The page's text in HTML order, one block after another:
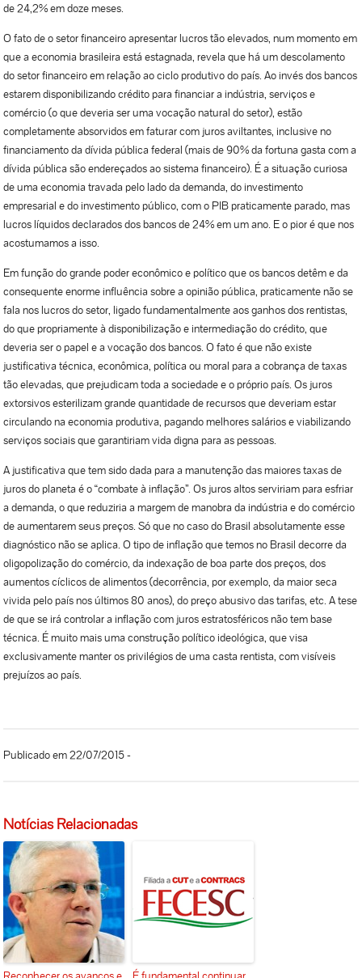
de 24,2% em doze meses.
O fato de o setor financeiro apresentar lucros tão elevados, num momento em
que a economia brasileira está estagnada, revela que há um descolamento
do setor financeiro em relação ao ciclo produtivo do país. Ao invés dos bancos
estarem disponibilizando crédito para financiar a indústria, serviços e
comércio (o que deveria ser uma vocação natural do setor), estão
completamente absorvidos em faturar com juros aviltantes, inclusive no
financiamento da dívida pública federal (mais de 90% da fortuna gasta com a
dívida pública são endereçados ao sistema financeiro). É a situação curiosa
de uma economia travada pelo lado da demanda, do investimento
empresarial e do investimento público, com o PIB praticamente parado, mas
lucros líquidos declarados dos bancos de 24% em um ano. E o pior é que nos
acostumamos a isso.
Em função do grande poder econômico e político que os bancos detêm e da
consequente enorme influência sobre a opinião pública, praticamente não se
fala nos lucros do setor, ligado fundamentalmente aos ganhos dos rentistas,
do que propriamente à disponibilização e intermediação do crédito, que
deveria ser o papel e a vocação dos bancos. O fato é que não existe
justificativa técnica, econômica, política ou moral para a cobrança de taxas
tão elevadas, que prejudicam toda a sociedade e o próprio país. Os juros
extorsivos esterilizam grande quantidade de recursos que deveriam estar
circulando na economia produtiva, pagando melhores salários e viabilizando
serviços sociais que garantiriam vida digna para as pessoas.
A justificativa que tem sido dada para a manutenção das maiores taxas de
juros do planeta é o “combate à inflação”. Os juros altos serviriam para esfriar
a demanda, o que reduziria a margem de manobra da indústria e do comércio
de aumentarem seus preços. Só que no caso do Brasil absolutamente esse
diagnóstico não se aplica. O tipo de inflação que temos no Brasil decorre da
oligopolização do comércio, da indexação de boa parte dos preços, dos
aumentos cíclicos de alimentos (decorrência, por exemplo, da maior seca
vivida pelo país nos últimos 80 anos), do preço abusivo das tarifas, etc. A tese
de que se irá controlar a inflação com juros estratosféricos não tem base
técnica. É muito mais uma construção político ideológica, que visa
exclusivamente manter os privilégios de uma casta rentista, com visíveis
prejuízos ao país.
Publicado em 22/07/2015 -
Notícias Relacionadas